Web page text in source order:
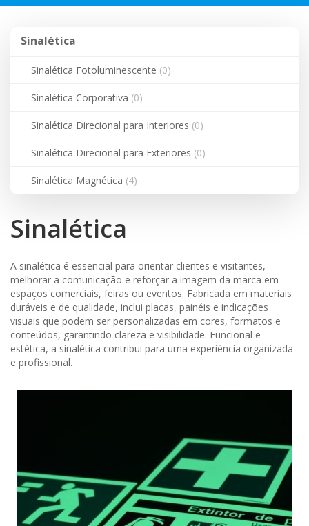
Sinalética
Sinalética Fotoluminescente (0)
Sinalética Corporativa (0)
Sinalética Direcional para Interiores (0)
Sinalética Direcional para Exteriores (0)
Sinalética Magnética (4)
Sinalética
A sinalética é essencial para orientar clientes e visitantes,
melhorar a comunicação e reforçar a imagem da marca em
espaços comerciais, feiras ou eventos. Fabricada em materiais
duráveis e de qualidade, inclui placas, painéis e indicações
visuais que podem ser personalizadas em cores, formatos e
conteúdos, garantindo clareza e visibilidade. Funcional e
estética, a sinalética contribui para uma experiência organizada
e profissional.